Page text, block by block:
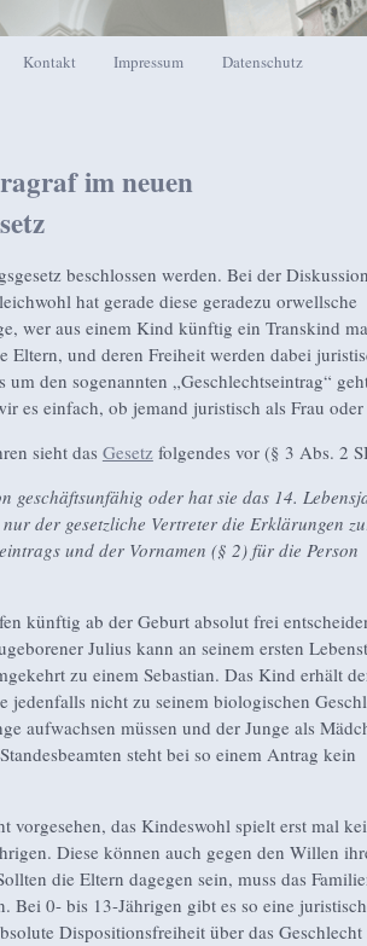
Kontakt Impressum Datenschutz
im neuen
beschlossen werden. Bei der
hat gerade diese geradezu orwellsche
wer aus einem Kind künftig ein Transkind
Eltern, und deren Freiheit werden dabei
den sogenannten „Geschlechtseintrag“
es einfach, ob jemand juristisch als Frau
sieht das Gesetzfolgendes vor (§ 3 Abs. 2
geschäftsunfähig oder hat sie das 14.
der gesetzliche Vertreter die Erklärungen
und der Vornamen (§ 2) für die Person
künftig ab der Geburt absolut frei
Julius kann an seinem ersten
zu einem Sebastian. Das Kind erhält
jedenfalls nicht zu seinem biologischen
aufwachsen müssen und der Junge als
steht bei so einem Antrag kein
das Kindeswohl spielt erst mal
Diese können auch gegen den Willen
die Eltern dagegen sein, muss das
Bei 0- bis 13-Jährigen gibt es so eine
Dispositionsfreiheit über das Geschlecht